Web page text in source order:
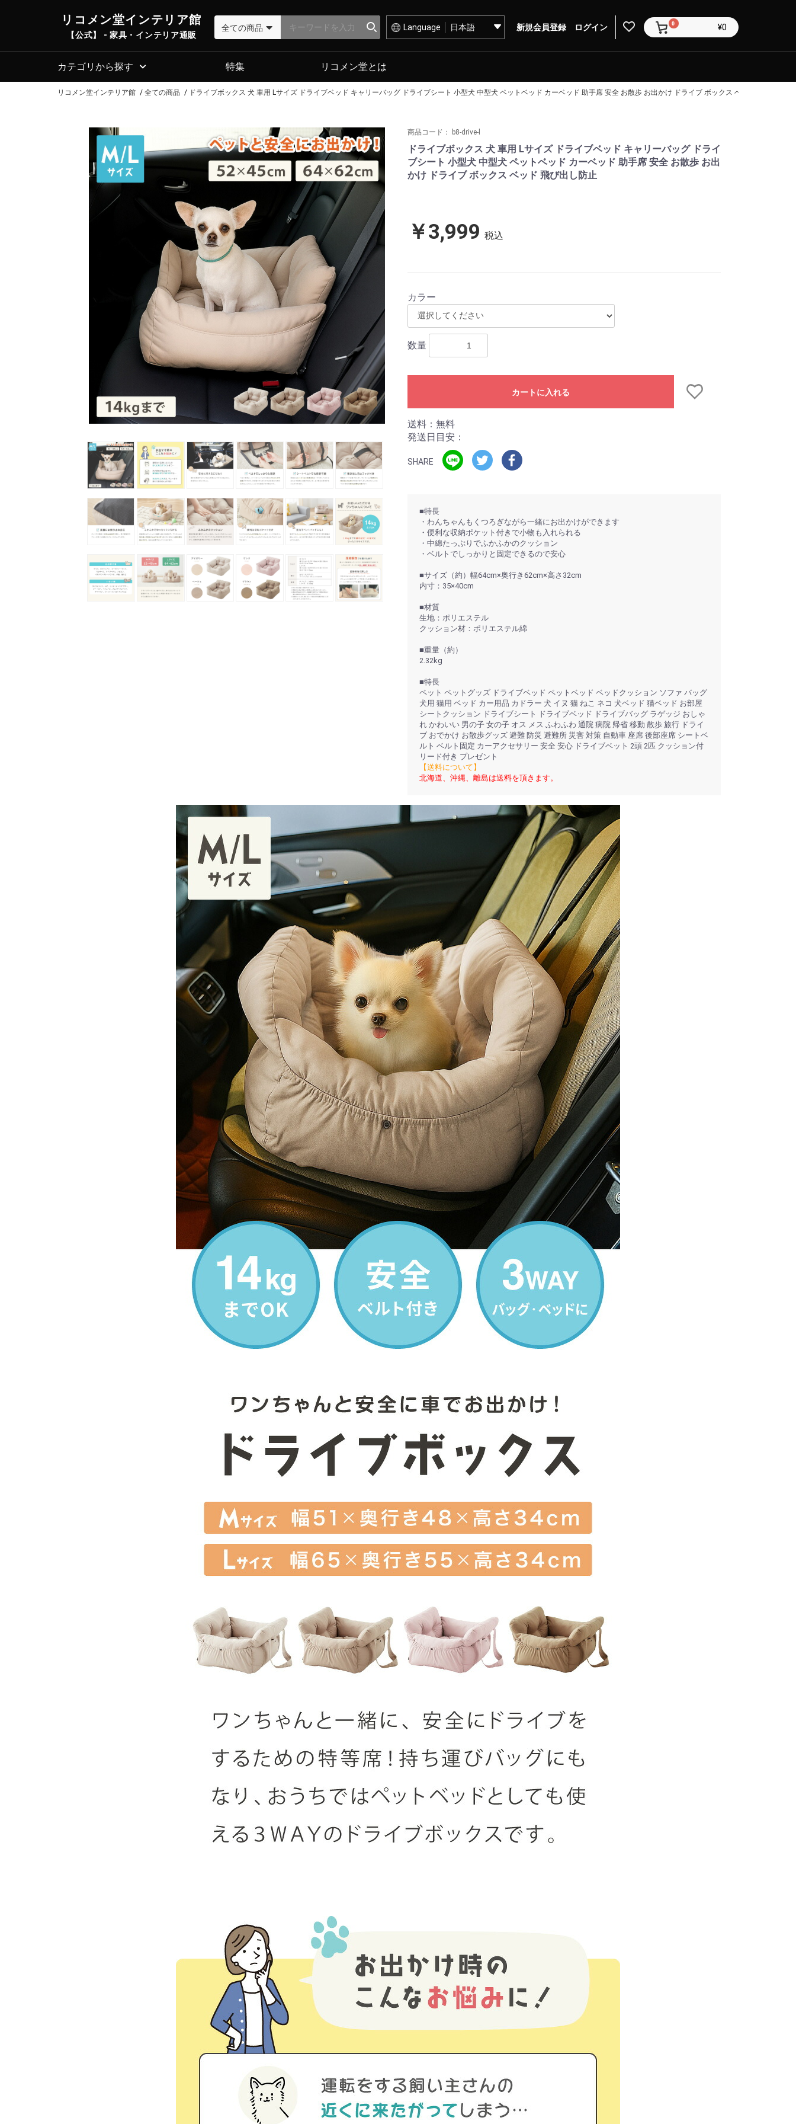
リコメン堂インテリア館
【公式】 - 家具・インテリア通販
Language 新規会員登録 ログイン 0 ¥0
カテゴリから探す 特集 リコメン堂とは
リコメン堂インテリア館 全ての商品 ドライブボックス 犬 車用 Lサイズ ドライブベッド キャリーバッグ ドライブシート 小型犬 中型犬 ペットベッド カーベッド 助手席 安全 お散歩 お出かけ ドライブ ボックス ベッド 飛び出し防
商品コード： b8-drive-l
ドライブボックス 犬 車用 Lサイズ ドライブベッド キャリーバッグ ドライ
ブシート 小型犬 中型犬 ペットベッド カーベッド 助手席 安全 お散歩 お出
かけ ドライブ ボックス ベッド 飛び出し防止
￥3,999 税込
カラー
数量
カートに入れる
送料：無料
発送日目安：
SHARE
■特長
・わんちゃんもくつろぎながら一緒にお出かけができます
・便利な収納ポケット付きで小物も入れられる
・中綿たっぷりでふかふかのクッション
・ベルトでしっかりと固定できるので安心
■サイズ（約）幅64cm×奥行き62cm×高さ32cm
内寸：35×40cm
■材質
生地：ポリエステル
クッション材：ポリエステル綿
■重量（約）
2.32kg
■特長
ペット ペットグッズ ドライブベッド ペットベッド ベッドクッション ソファ バッグ
犬用 猫用 ベッド カー用品 カドラー 犬 イヌ 猫 ねこ ネコ 犬ベッド 猫ベッド お部屋
シートクッション ドライブシート ドライブベッド ドライブバッグ ラゲッジ おしゃ
れ かわいい 男の子 女の子 オス メス ふわふわ 通院 病院 帰省 移動 散歩 旅行 ドライ
ブ おでかけ お散歩グッズ 避難 防災 避難所 災害 対策 自動車 座席 後部座席 シートベ
ルト ベルト固定 カーアクセサリー 安全 安心 ドライブベット 2頭 2匹 クッション付
リード付き プレゼント
【送料について】
北海道、沖縄、離島は送料を頂きます。